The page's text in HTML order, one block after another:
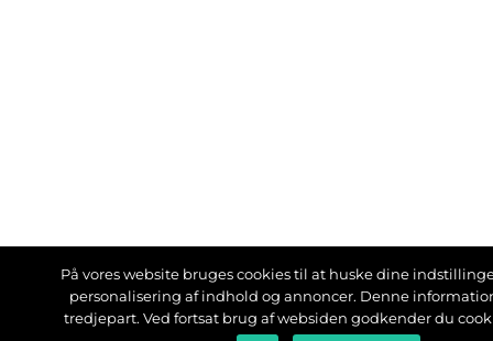
På vores website bruges cookies til at huske dine
personalisering af indhold og annoncer. Denne
tredjepart. Ved fortsat brug af websiden godkender du